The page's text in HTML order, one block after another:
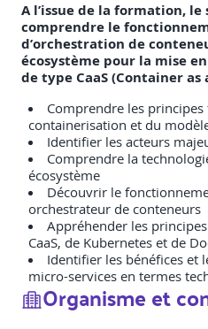
A l’issue de la formation,
comprendre le
d’orchestration de
écosystème pour la mise
de type CaaS (Container as
Comprendre les
containerisation et du
Identifier les acteurs
Comprendre la
écosystème
Découvrir le
orchestrateur de conteneurs
Appréhender les
CaaS, de Kubernetes et de
Identifier les bénéfices et
micro-services en termes
Organisme et